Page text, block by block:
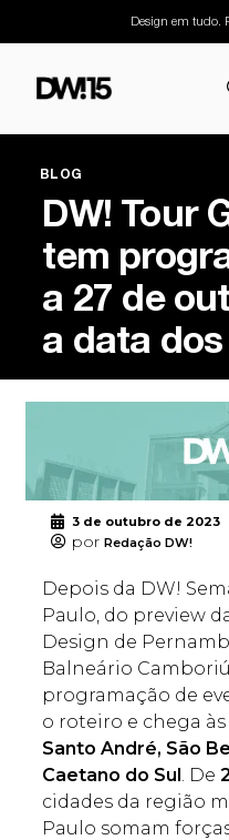
Design em tudo.
BLOG
DW! Tour
tem
a 27 de
a data dos
3 de outubro de 2023
por Redação DW!
Depois da DW!
Paulo, do preview
Design de
Balneário Camboriú
programação de
o roteiro e chega
Santo André, São
Caetano do Sul. De
cidades da região
Paulo somam